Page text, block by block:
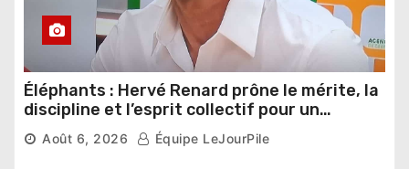
Éléphants : Hervé Renard prône le mérite, la
discipline et l’esprit collectif pour un
nouveau départ
Août 6, 2026 Équipe LeJourPile